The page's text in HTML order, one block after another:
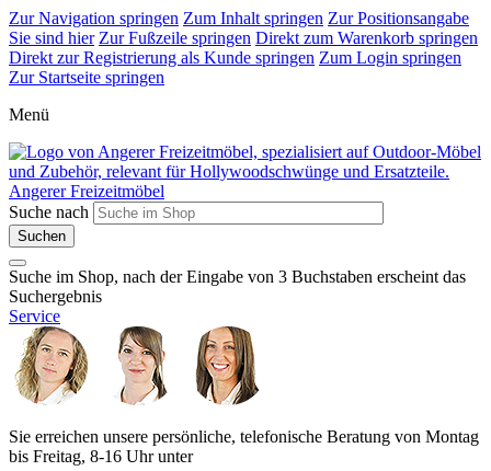
Zur Navigation springen Zum Inhalt springen Zur Positionsangabe
Sie sind hier Zur Fußzeile springen Direkt zum Warenkorb springen
Direkt zur Registrierung als Kunde springen Zum Login springen
Zur Startseite springen
Menü
Angerer Freizeitmöbel
Suche nach
Suche im Shop, nach der Eingabe von 3 Buchstaben erscheint das
Suchergebnis
Service
Sie erreichen unsere persönliche, telefonische Beratung von Montag
bis Freitag, 8-16 Uhr unter